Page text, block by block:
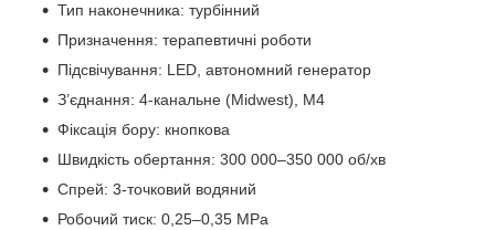
Тип наконечника: турбінний
Призначення: терапевтичні роботи
Підсвічування: LED, автономний генератор
З’єднання: 4-канальне (Midwest), М4
Фіксація бору: кнопкова
Швидкість обертання: 300 000–350 000 об/хв
Спрей: 3-точковий водяний
Робочий тиск: 0,25–0,35 MPa